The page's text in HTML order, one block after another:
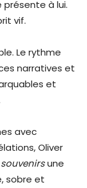
présente à lui.
vif.
Le rythme
narratives et
et
avec
Oliver
souvenirsune
sobre et